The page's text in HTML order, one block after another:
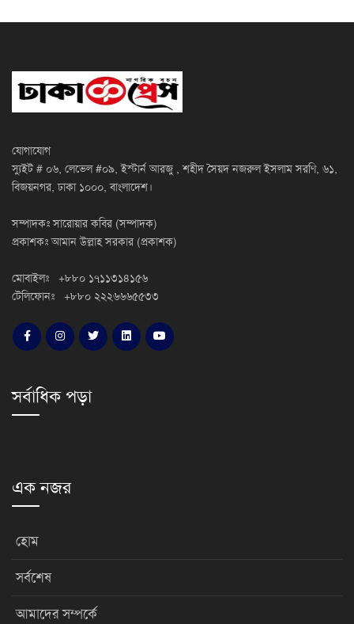
যোগাযোগ
স্যুইট # ০৬, লেভেল #০৯, ইস্টার্ন আরজু , শহীদ সৈয়দ নজরুল ইসলাম সরণি, ৬১,
বিজয়নগর, ঢাকা ১০০০, বাংলাদেশ।
সম্পাদকঃ সারোয়ার কবির (সম্পাদক)
প্রকাশকঃ আমান উল্লাহ সরকার (প্রকাশক)
মোবাইলঃ +৮৮০ ১৭১১৩১৪১৫৬
টেলিফোনঃ +৮৮০ ২২২৬৬৬৫৫৩৩
সর্বাধিক পড়া
এক নজর
হোম
সর্বশেষ
আমাদের সম্পর্কে